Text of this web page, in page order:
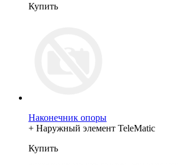
Купить
Наконечник опоры
+ Наружный элемент TeleMatic
Купить